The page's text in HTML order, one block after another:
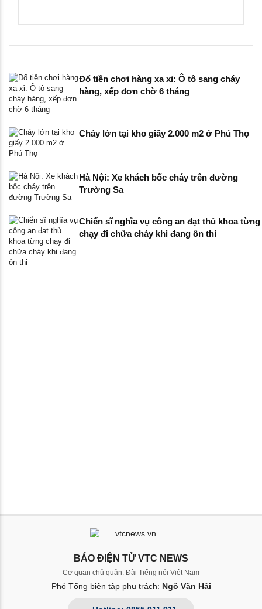
Đổ tiền chơi hàng xa xỉ: Ô tô sang cháy
hàng, xếp đơn chờ 6 tháng
Cháy lớn tại kho giấy 2.000 m2 ở Phú Thọ
Hà Nội: Xe khách bốc cháy trên đường
Trường Sa
Chiến sĩ nghĩa vụ công an đạt thủ khoa từng
chạy đi chữa cháy khi đang ôn thi
BÁO ĐIỆN TỬ VTC NEWS
Cơ quan chủ quản: Đài Tiếng nói Việt Nam
Phó Tổng biên tập phụ trách: Ngô Văn Hải